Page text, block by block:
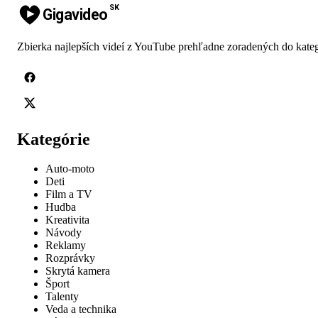
Gigavideo SK
Zbierka najlepších videí z YouTube prehľadne zoradených do
Kategórie
Auto-moto
Deti
Film a TV
Hudba
Kreativita
Návody
Reklamy
Rozprávky
Skrytá kamera
Šport
Talenty
Veda a technika